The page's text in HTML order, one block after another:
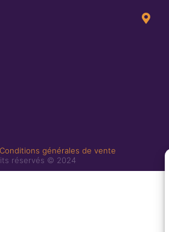
Conditions générales de vente
réservés © 2024